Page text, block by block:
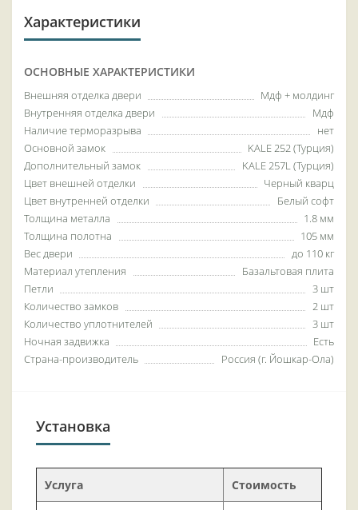
Характеристики
ОСНОВНЫЕ ХАРАКТЕРИСТИКИ
Внешняя отделка двери
Мдф + молдинг
Внутренняя отделка двери
Мдф
Наличие терморазрыва
нет
Основной замок
KALE 252 (Турция)
Дополнительный замок
KALE 257L (Турция)
Цвет внешней отделки
Черный кварц
Цвет внутренней отделки
Белый софт
Толщина металла
1.8 мм
Толщина полотна
105 мм
Вес двери
до 110 кг
Материал утепления
Базальтовая плита
Петли
3 шт
Количество замков
2 шт
Количество уплотнителей
3 шт
Ночная задвижка
Есть
Страна-производитель
Россия (г. Йошкар-Ола)
Установка
Услуга Стоимость